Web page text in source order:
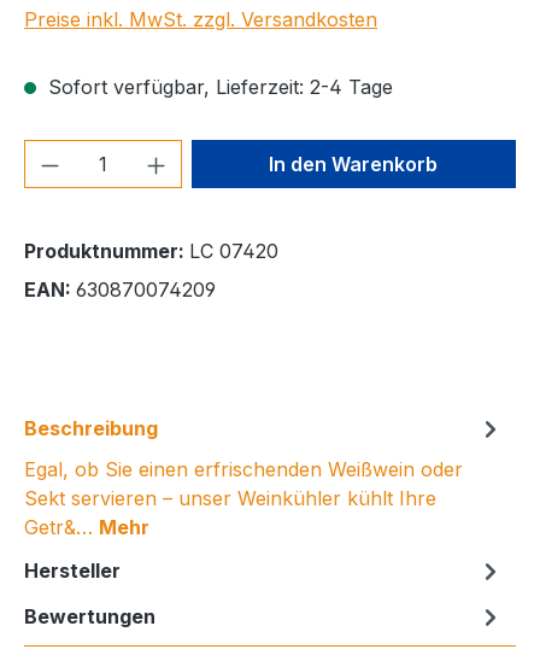
Preise inkl. MwSt. zzgl. Versandkosten
Sofort verfügbar, Lieferzeit: 2-4 Tage
Produkt Anzahl: Gib denIn den Warenkorb
Produktnummer: LC 07420
EAN: 630870074209
Beschreibung
Egal, ob Sie einen erfrischenden Weißwein oder
Sekt servieren – unser Weinkühler kühlt Ihre
Getr&… Mehr
Hersteller
Bewertungen